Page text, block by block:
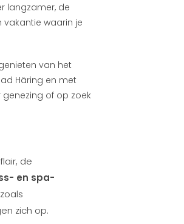
langzamer, de
waarin je
van het
Häring en met
of op zoek
de
en spa-
zich op.